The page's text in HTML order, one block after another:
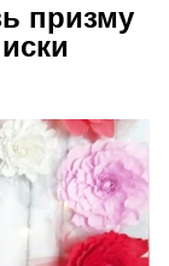
призму